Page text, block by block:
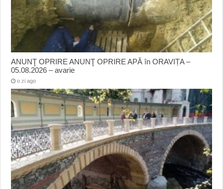
ANUNŢ OPRIRE ANUNŢ OPRIRE APĂ în ORAVIȚA –
05.08.2026 – avarie
o zi ago